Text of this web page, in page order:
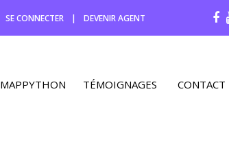
SE CONNECTER | DEVENIR AGENT
MAPPYTHON TÉMOIGNAGES CONTACT